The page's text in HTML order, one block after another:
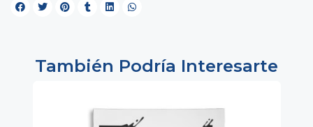
También Podría Interesarte